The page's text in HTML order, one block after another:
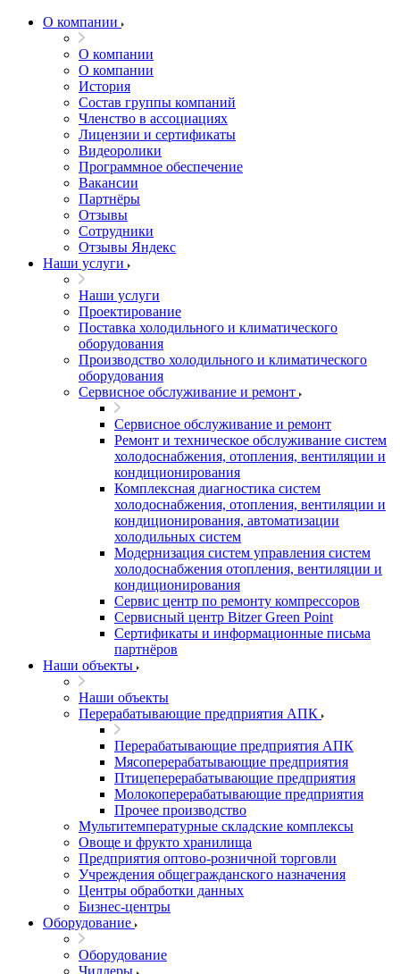
О компании
О компании
О компании
История
Состав группы компаний
Членство в ассоциациях
Лицензии и сертификаты
Видеоролики
Программное обеспечение
Вакансии
Партнёры
Отзывы
Сотрудники
Отзывы Яндекс
Наши услуги
Наши услуги
Проектирование
Поставка холодильного и климатического
оборудования
Производство холодильного и климатического
оборудования
Сервисное обслуживание и ремонт
Сервисное обслуживание и ремонт
Ремонт и техническое обслуживание систем
холодоснабжения, отопления, вентиляции и
кондиционирования
Комплексная диагностика систем
холодоснабжения, отопления, вентиляции и
кондиционирования, автоматизации
холодильных систем
Модернизация систем управления систем
холодоснабжения отопления, вентиляции и
кондиционирования
Сервис центр по ремонту компрессоров
Сервисный центр Bitzer Green Point
Сертификаты и информационные письма
партнёров
Наши объекты
Наши объекты
Перерабатывающие предприятия АПК
Перерабатывающие предприятия АПК
Мясоперерабатывающие предприятия
Птицеперерабатывающие предприятия
Молокоперерабатывающие предприятия
Прочее производство
Мультитемпературные складские комплексы
Овоще и фрукто хранилища
Предприятия оптово-розничной торговли
Учреждения общегражданского назначения
Центры обработки данных
Бизнес-центры
Оборудование
Оборудование
Чиллеры